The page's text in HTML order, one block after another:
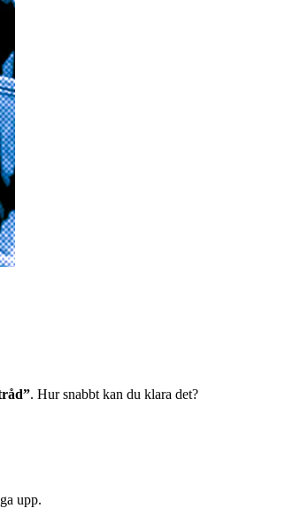
. Hur snabbt kan du klara det?
upp.